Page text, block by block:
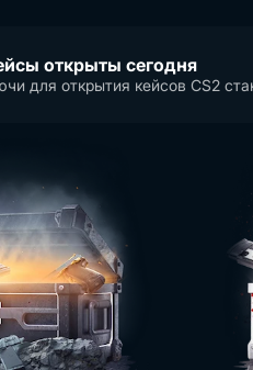
открыты сегодня
для открытия кейсов CS2